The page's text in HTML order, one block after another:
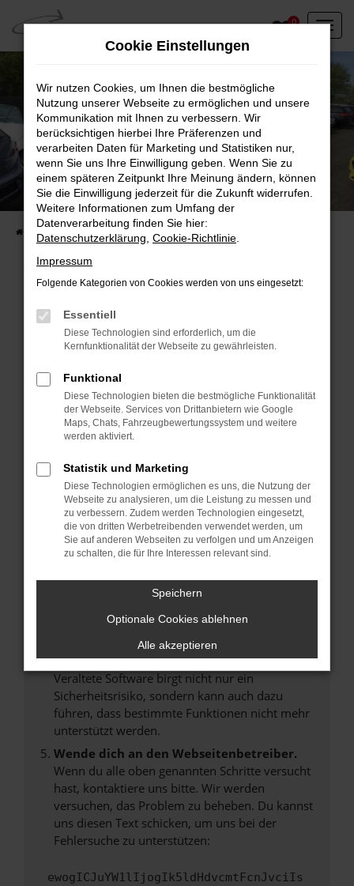
Zum
Hauptinhalt
springen
0
Unser Fahrzeugbestand vor Ort
Entdecken Sie unsere sofort verfügbaren
Fahrzeugangebote
Fehler: Network Error
Beim Laden ist ein Fehler aufgetreten.
Hier sind ein paar Tipps, die dir helfen können:
Überprüfe deine Firewall und deine
Internetverbindung.
Laden andere Webseiten, zum Beispiel deine
Suchmaschine?
Manche Erweiterungen, wie Werbeblocker,
können das Laden bestimmter Seiten
verhindern. Funktioniert die Seite in einem
anderen Browser oder in einem privaten
Fenster?
Das kann manchmal helfen, vorübergehende
Probleme zu beheben.
Stelle sicher, dass dein Browser und dein
Betriebssystem auf dem neuesten Stand
sind.
Veraltete Software birgt nicht nur ein
Sicherheitsrisiko, sondern kann auch dazu
führen, dass bestimmte Funktionen nicht mehr
unterstützt werden.
Wende dich an den Webseitenbetreiber.
Wenn du alle oben genannten Schritte versucht
hast, kontaktiere uns bitte. Wir werden
versuchen, das Problem zu beheben. Du kannst
uns diesen Text schicken, um uns bei der
Fehlersuche zu unterstützen:
ewogICJuYW1lIjogIk5ldHdvcmtFcnJvciIs
Cookie Einstellungen
Wir nutzen Cookies, um Ihnen die bestmögliche
Nutzung unserer Webseite zu ermöglichen und unsere
Kommunikation mit Ihnen zu verbessern. Wir
berücksichtigen hierbei Ihre Präferenzen und
verarbeiten Daten für Marketing und Statistiken nur,
wenn Sie uns Ihre Einwilligung geben. Wenn Sie zu
einem späteren Zeitpunkt Ihre Meinung ändern, können
Sie die Einwilligung jederzeit für die Zukunft widerrufen.
Weitere Informationen zum Umfang der
Datenverarbeitung finden Sie hier:
Datenschutzerklärung Cookie-Richtlinie
Impressum
Folgende Kategorien von Cookies werden von uns eingesetzt:
Essentiell
Diese Technologien sind erforderlich, um die
Kernfunktionalität der Webseite zu gewährleisten.
Funktional
Diese Technologien bieten die bestmögliche Funktionalität
der Webseite. Services von Drittanbietern wie Google
Maps, Chats, Fahrzeugbewertungssystem und weitere
werden aktiviert.
Statistik und Marketing
Diese Technologien ermöglichen es uns, die Nutzung der
Webseite zu analysieren, um die Leistung zu messen und
zu verbessern. Zudem werden Technologien eingesetzt,
die von dritten Werbetreibenden verwendet werden, um
Sie auf anderen Webseiten zu verfolgen und um Anzeigen
zu schalten, die für Ihre Interessen relevant sind.
Speichern
Optionale Cookies ablehnen
Alle akzeptieren